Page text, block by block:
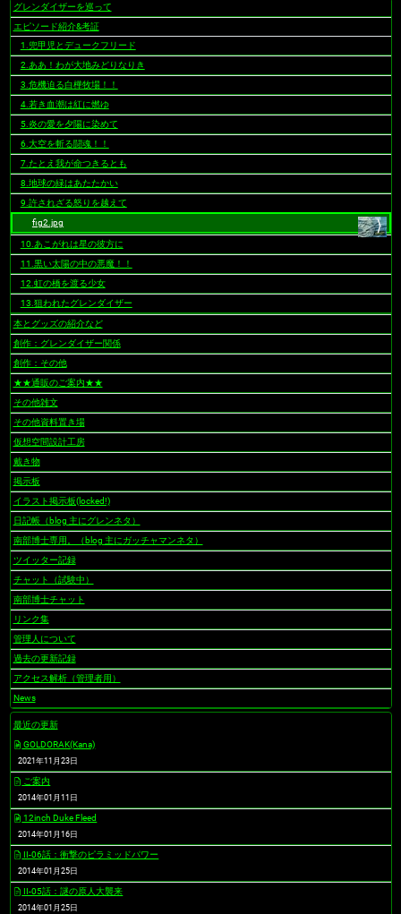
ナ
ビ
ゲ
シ
ョ
ン
グレンダイザーを巡って
エピソード紹介&考証
1.兜甲児とデュークフリード
2.ああ！わが大地みどりなりき
3.危機迫る白樺牧場！！
4.若き血潮は紅に燃ゆ
5.炎の愛を夕陽に染めて
6.大空を斬る闘魂！！
7.たとえ我が命つきるとも
8.地球の緑はあたたかい
9.許されざる怒りを越えて
fig2.jpg
10.あこがれは星の彼方に
11.黒い太陽の中の悪魔！！
12.虹の橋を渡る少女
13.狙われたグレンダイザー
本とグッズの紹介など
創作：グレンダイザー関係
創作：その他
★★通販のご案内★★
その他雑文
その他資料置き場
仮想空間設計工房
戴き物
掲示板
イラスト掲示板(locked!)
日記帳（blog 主にグレンネタ）
南部博士専用。（blog 主にガッチャマンネタ）
ツイッター記録
チャット（試験中）
南部博士チャット
リンク集
管理人について
過去の更新記録
アクセス解析（管理者用）
News
最近の更新
GOLDORAK(Kana)
2021年11月23日
ご案内
2014年01月11日
12inch Duke Fleed
2014年01月16日
II-06話：衝撃のピラミッドパワー
2014年01月25日
II-05話：謎の原人大襲来
2014年01月25日